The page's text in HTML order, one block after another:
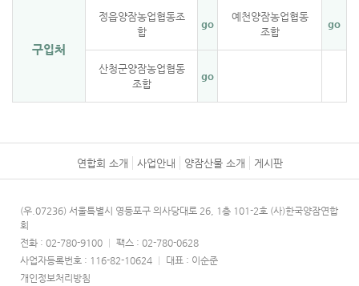
구입처
정읍양잠농업협동조
합
go
예천양잠농업협동
조합
go
산청군양잠농업협동
조합
go
연합회 소개 사업안내 양잠산물 소개 게시판
(우.07236) 서울특별시 영등포구 의사당대로 26, 1층 101-2호 (사)한국양잠연합
회
전화 : 02-780-9100
팩스 : 02-780-0628
사업자등록번호 : 116-82-10624
대표 : 이순준
개인정보처리방침